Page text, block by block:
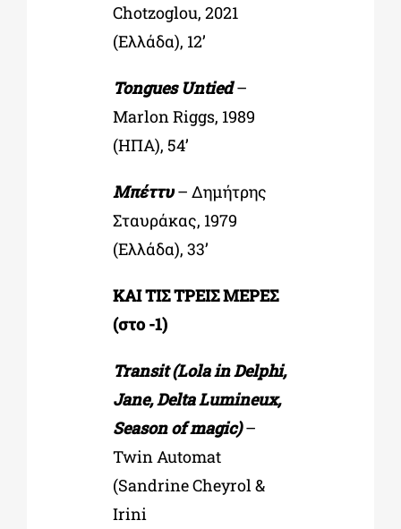
Chotzoglou, 2021
(Ελλάδα), 12’
Tongues Untied–
Marlon Riggs, 1989
(ΗΠΑ), 54’
Mπέττυ– Δημήτρης
Σταυράκας, 1979
(Ελλάδα), 33’
ΚΑΙ ΤΙΣ ΤΡΕΙΣ ΜΕΡΕΣ
(στο -1)
Transit (Lola in Delphi,
Jane, Delta Lumineux,
Season of magic)–
Twin Automat
(Sandrine Cheyrol &
Irini